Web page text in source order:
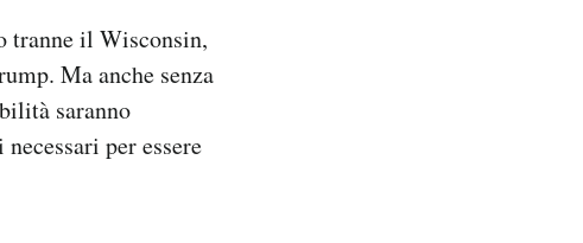
tranne il Wisconsin,
Ma anche senza
saranno
per essere